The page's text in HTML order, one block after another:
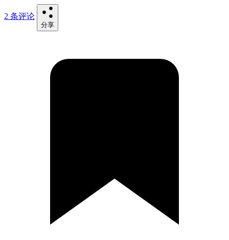
2 条评论
分享